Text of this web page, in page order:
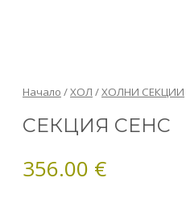
Начало /ХОЛ /ХОЛНИ СЕКЦИИ
СЕКЦИЯ СЕНС
356.00 €
количество
СЕКЦИЯ